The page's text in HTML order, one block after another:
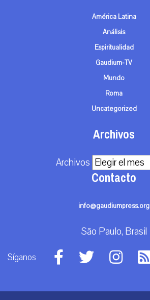
América Latina
Análisis
Espiritualidad
Gaudium-TV
Mundo
Roma
Uncategorized
Archivos
Archivos
Contacto
info@gaudiumpress.org
São Paulo, Brasil
Síganos